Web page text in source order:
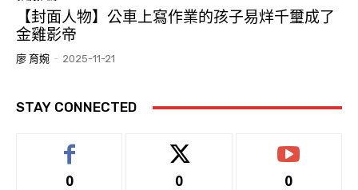
【封面人物】公車上寫作業的孩子易烊千璽成了
金雞影帝
廖 育婉 - 2025-11-21
STAY CONNECTED
0 0 0